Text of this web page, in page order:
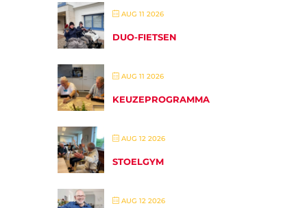
AUG 11 2026
DUO-FIETSEN
AUG 11 2026
KEUZEPROGRAMMA
AUG 12 2026
STOELGYM
AUG 12 2026